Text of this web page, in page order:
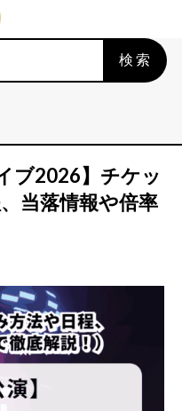
検索
ブ2026】チケッ
当落情報や倍率